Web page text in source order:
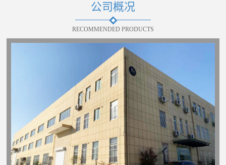
公司概况
RECOMMENDED PRODUCTS